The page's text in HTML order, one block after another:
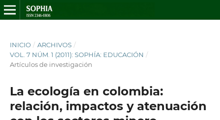
INICIO / ARCHIVOS /
VOL. 7 NÚM. 1 (2011): SOPHÍA: EDUCACIÓN /
Artículos de investigación
La ecología en colombia:
relación, impactos y atenuación